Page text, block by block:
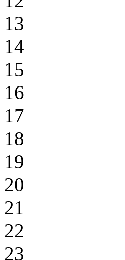
13
14
15
16
17
18
19
20
21
22
23